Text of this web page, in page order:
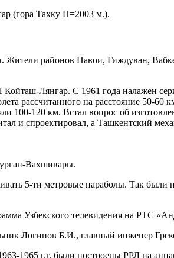
(гора Тахку Н=2003 м.).
Жители районов Навои, Гиждуван,
Койташ-Лянгар. С 1961 года налажен
рассчитанного на расстояние 50-60
100-120 км. Встал вопрос об
и спроектировал, а Ташкентский
Вахшивары.
5-ти метровые параболы. Так были
Узбекского телевидения на РТС
Логинов Б.И., главный инженер
1965 г.г. были построены РРЛ на